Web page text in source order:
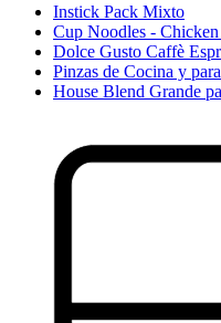
Instick Pack Mixto
Cup Noodles -
Dolce Gusto Caffè
Pinzas de Cocina y
House Blend Grande